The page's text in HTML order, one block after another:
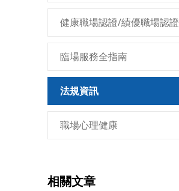
健康職場認證/績優職場認證
臨場服務全指南
法規資訊
職場心理健康
相關文章